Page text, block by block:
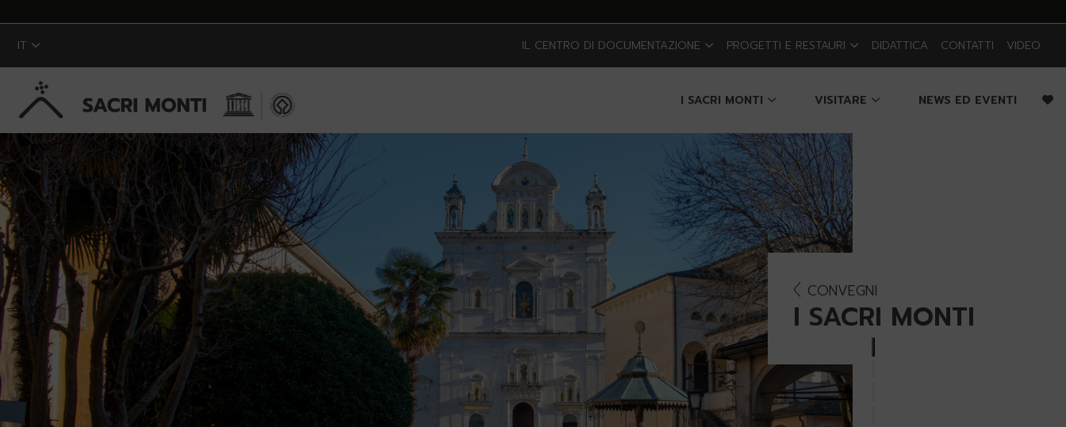
Skip to Main Content
IT IL CENTRO DI DOCUMENTAZIONE PROGETTI E RESTAURI DIDATTICA CONTATTI VIDEO
I SACRI MONTI VISITARE NEWS ED EVENTI
CONVEGNI
I SACRI MONTI